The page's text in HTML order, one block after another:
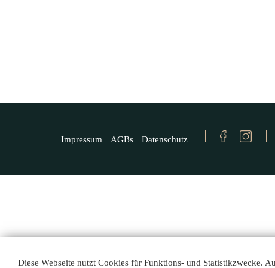
Impressum AGBs Datenschutz
Diese Webseite nutzt Cookies für Funktions- und Statistikzwecke.